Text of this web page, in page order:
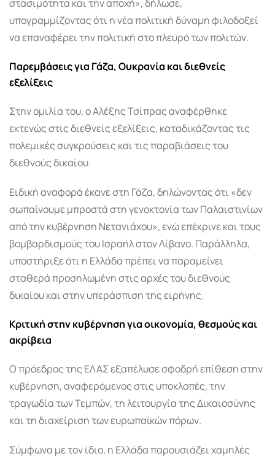
στασιμότητα και την αποχή», δήλωσε,
υπογραμμίζοντας ότι η νέα πολιτική δύναμη φιλοδοξεί
να επαναφέρει την πολιτική στο πλευρό των πολιτών.
Παρεμβάσεις για Γάζα, Ουκρανία και διεθνείς
εξελίξεις
Στην ομιλία του, ο Αλέξης Τσίπρας αναφέρθηκε
εκτενώς στις διεθνείς εξελίξεις, καταδικάζοντας τις
πολεμικές συγκρούσεις και τις παραβιάσεις του
διεθνούς δικαίου.
Ειδική αναφορά έκανε στη Γάζα, δηλώνοντας ότι «δεν
σωπαίνουμε μπροστά στη γενοκτονία των Παλαιστινίων
από την κυβέρνηση Νετανιάχου», ενώ επέκρινε και τους
βομβαρδισμούς του Ισραήλ στον Λίβανο. Παράλληλα,
υποστήριξε ότι η Ελλάδα πρέπει να παραμείνει
σταθερά προσηλωμένη στις αρχές του διεθνούς
δικαίου και στην υπεράσπιση της ειρήνης.
Κριτική στην κυβέρνηση για οικονομία, θεσμούς και
ακρίβεια
Ο πρόεδρος της ΕΛΑΣ εξαπέλυσε σφοδρή επίθεση στην
κυβέρνηση, αναφερόμενος στις υποκλοπές, την
τραγωδία των Τεμπών, τη λειτουργία της Δικαιοσύνης
και τη διαχείριση των ευρωπαϊκών πόρων.
Σύμφωνα με τον ίδιο, η Ελλάδα παρουσιάζει χαμηλές